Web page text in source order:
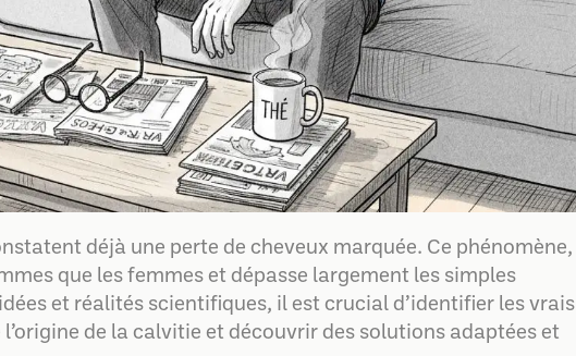
déjà une perte de cheveux marquée. Ce phénomène,
que les femmes et dépasse largement les simples
et réalités scientifiques, il est crucial d’identifier les vrais
de la calvitie et découvrir des solutions adaptées et